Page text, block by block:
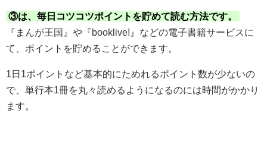
③は、毎日コツコツポイントを貯めて読む方法です。
『まんが王国』や『booklive!』などの電子書籍サービスに
て、ポイントを貯めることができます。
1日1ポイントなど基本的にためれるポイント数が少ないの
で、単行本1冊を丸々読めるようになるのには時間がかかり
ます。